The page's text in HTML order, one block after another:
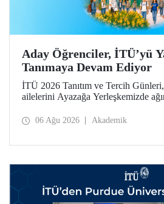
Aday Öğrenciler, İTÜ’yü
Tanımaya Devam Ediyor
İTÜ 2026 Tanıtım ve Tercih
ailelerini Ayazağa Yerleşkemizde
ilgili fakülte ve birimler adaylara bilgi
06 Ağu 2026 Akademik